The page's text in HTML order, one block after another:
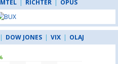
MTEL | RICHTER | OPUS
| DOW JONES | VIX | OLAJ